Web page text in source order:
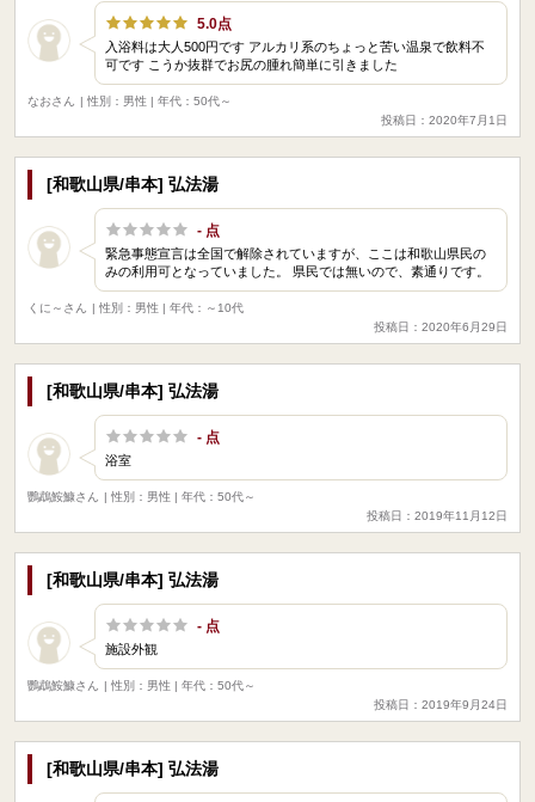
5.0点
入浴料は大人500円です アルカリ系のちょっと苦い温泉で飲料不
可です こうか抜群でお尻の腫れ簡単に引きました
なおさん
| 性別：男性 | 年代：50代～
投稿日：2020年7月1日
[和歌山県/串本] 弘法湯
- 点
緊急事態宣言は全国で解除されていますが、ここは和歌山県民の
みの利用可となっていました。 県民では無いので、素通りです。
くに～さん
| 性別：男性 | 年代：～10代
投稿日：2020年6月29日
[和歌山県/串本] 弘法湯
- 点
浴室
鸚鵡鮟鱇さん
| 性別：男性 | 年代：50代～
投稿日：2019年11月12日
[和歌山県/串本] 弘法湯
- 点
施設外観
鸚鵡鮟鱇さん
| 性別：男性 | 年代：50代～
投稿日：2019年9月24日
[和歌山県/串本] 弘法湯